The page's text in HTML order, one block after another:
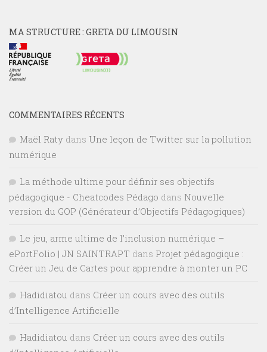
MA STRUCTURE : GRETA DU LIMOUSIN
COMMENTAIRES RÉCENTS
Maël Raty dans Une leçon de Twitter sur la pollution
numérique
La méthode ultime pour définir ses objectifs
pédagogique - Cheatcodes Pédago dans Nouvelle
version du GOP (Générateur d’Objectifs Pédagogiques)
Le jeu, arme ultime de l’inclusion numérique –
ePortFolio | JN SAINTRAPT dans Projet pédagogique :
Créer un Jeu de Cartes pour apprendre à monter un PC
Hadidiatou dans Créer un cours avec des outils
d’Intelligence Artificielle
Hadidiatou dans Créer un cours avec des outils